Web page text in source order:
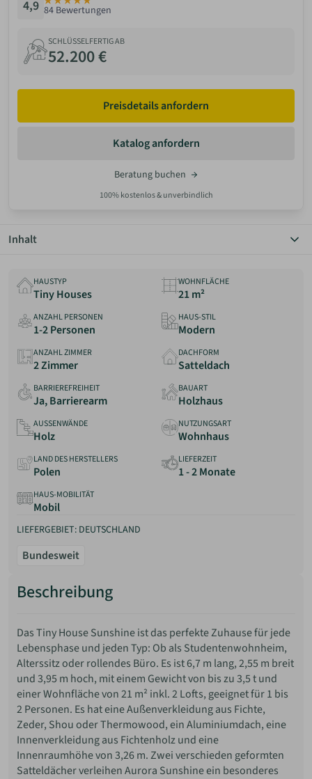
4,9 84 Bewertungen
SCHLÜSSELFERTIG AB
52.200 €
Preisdetails anfordern
Katalog anfordern
Beratung buchen
100% kostenlos & unverbindlich
Inhalt
Grundriss
Details
Anbieter
Erfahrungen
HAUSTYP
Tiny Houses
WOHNFLÄCHE
21 m²
ANZAHL PERSONEN
1-2 Personen
HAUS-STIL
Modern
ANZAHL ZIMMER
2 Zimmer
DACHFORM
Satteldach
BARRIEREFREIHEIT
Ja, Barrierearm
BAUART
Holzhaus
AUSSENWÄNDE
Holz
NUTZUNGSART
Wohnhaus
LAND DES HERSTELLERS
Polen
LIEFERZEIT
1 - 2 Monate
HAUS-MOBILITÄT
Mobil
LIEFERGEBIET: DEUTSCHLAND
Bundesweit
Beschreibung
Das Tiny House Sunshine ist das perfekte Zuhause für jede
Lebensphase und jeden Typ: Ob als Studentenwohnheim,
Alterssitz oder rollendes Büro. Es ist 6,7 m lang, 2,55 m breit
und 3,95 m hoch, mit einem Gewicht von bis zu 3,5 t und
einer Wohnfläche von 21 m² inkl. 2 Lofts, geeignet für 1 bis
2 Personen. Es hat eine Außenverkleidung aus Fichte,
Zeder, Shou oder Thermowood, ein Aluminiumdach, eine
Innenverkleidung aus Fichtenholz und eine
Innenraumhöhe von 3,26 m. Zwei verschieden geformten
Satteldächer verleihen Aurora Sunshine ein besonderes